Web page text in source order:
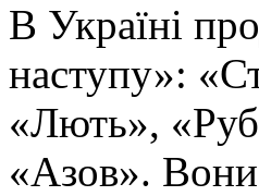
В Україні
наступу»:
«Лють»,
«Азов». Вони